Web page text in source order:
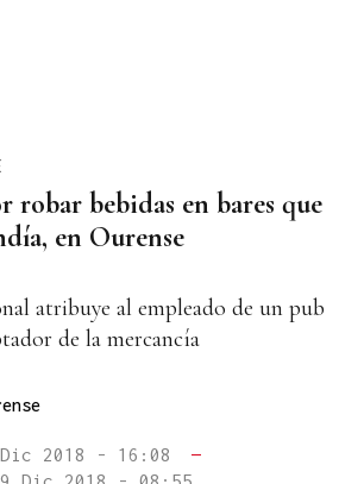
robar bebidas en bares que
en Ourense
atribuye al empleado de un pub
de la mercancía
2018 - 16:08
—